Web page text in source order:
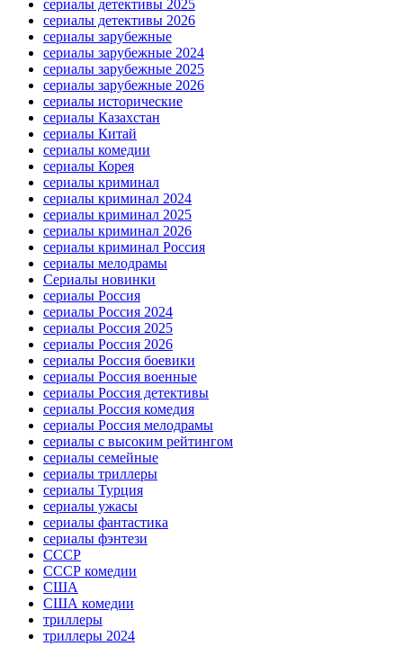
сериалы детективы 2025
сериалы детективы 2026
сериалы зарубежные
сериалы зарубежные 2024
сериалы зарубежные 2025
сериалы зарубежные 2026
сериалы исторические
сериалы Казахстан
сериалы Китай
сериалы комедии
сериалы Корея
сериалы криминал
сериалы криминал 2024
сериалы криминал 2025
сериалы криминал 2026
сериалы криминал Россия
сериалы мелодрамы
Сериалы новинки
сериалы Россия
сериалы Россия 2024
сериалы Россия 2025
сериалы Россия 2026
сериалы Россия боевики
сериалы Россия военные
сериалы Россия детективы
сериалы Россия комедия
сериалы Россия мелодрамы
сериалы с высоким рейтингом
сериалы семейные
сериалы триллеры
сериалы Турция
сериалы ужасы
сериалы фантастика
сериалы фэнтези
СССР
СССР комедии
США
США комедии
триллеры
триллеры 2024